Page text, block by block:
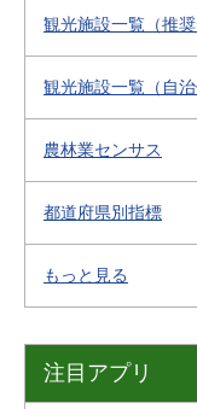
観光施設一覧（推奨
観光施設一覧（自
農林業センサス
都道府県別指標
もっと見る
注目アプリ